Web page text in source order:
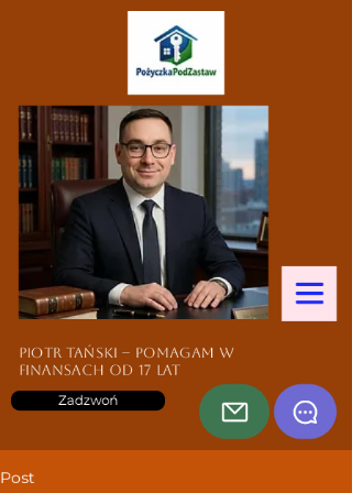
Zadzwoń
Piotr Tański – pomagam w
finansach od 17 lat
Post